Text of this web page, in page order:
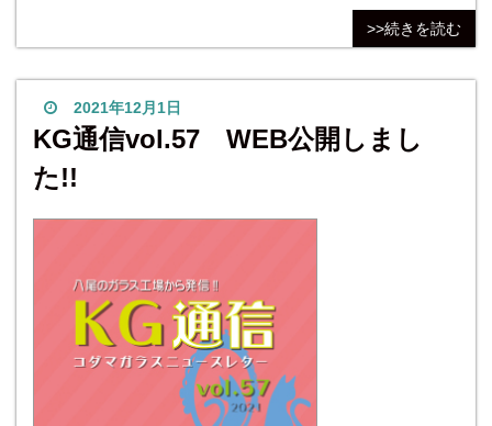
り返りました。 年間23本、1ヶ月に2本での投稿ペースだった
ようです。 2021年の年末に投稿した動画ですが、いまもたく
総集編動画についてご紹介していきます！ ▼ 動画本編は
こちらか
>>続きを読む
2021年12月1日
KG通信vol.57 WEB公開しまし
た!!